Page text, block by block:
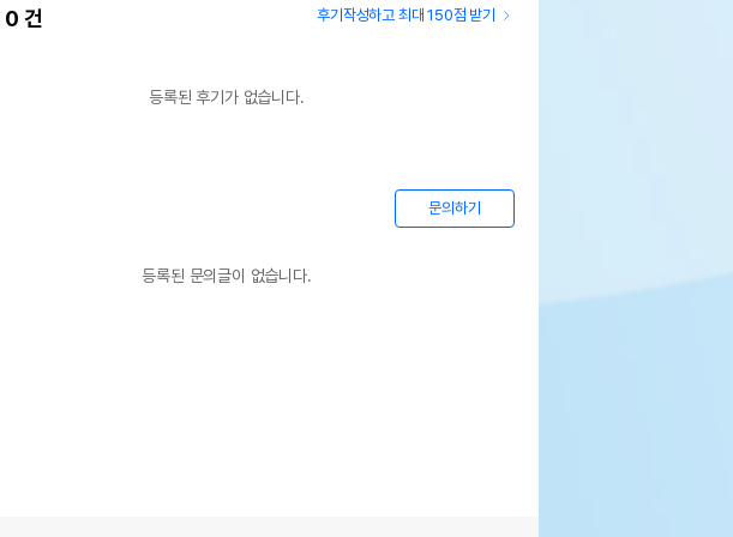
0 건 후기작성하고 최대 150점 받기
등록된 후기가 없습니다.
문의하기
등록된 문의글이 없습니다.